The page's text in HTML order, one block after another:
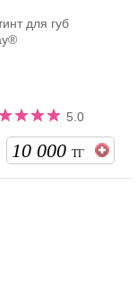
для губ
5.0
10 000 ТГ